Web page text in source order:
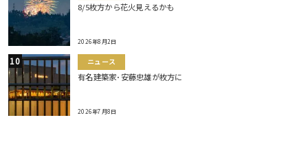
8/5枚方から花火見えるかも
2026年8月2日
ニュース
有名建築家･安藤忠雄が枚方に
2026年7月8日